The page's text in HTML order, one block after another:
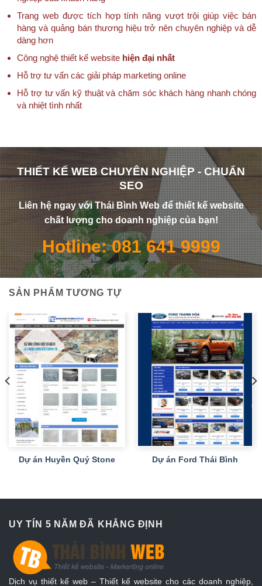
Trang web được tích hợp tính năng vượt trội giúp việc bán
hàng và quảng bán thương hiệu trở nên chuyên nghiệp và dễ
dàng hơn
Công nghệ thiết kế website hiện đại nhất
Hỗ trợ tư vấn các giải pháp marketing online
Hỗ trợ tư vấn kỹ thuật và chăm sóc khách hàng nhanh chóng
và nhiệt tình nhất
THIẾT KẾ WEB CHUYÊN NGHIỆP - CHUẨN
SEO
Liên hệ ngay với Thái Bình Web để thiết kế website
chất lượng cho doanh nghiệp của bạn!
Hotline: 081 641 9999
SẢN PHẨM TƯƠNG TỰ
Dự án Huyền Quý Stone Dự án Ford Thái Bình
UY TÍN 5 NĂM ĐÃ KHẲNG ĐỊNH
Dịch vụ thiết kế web – Thiết kế website cho các doanh nghiệp,